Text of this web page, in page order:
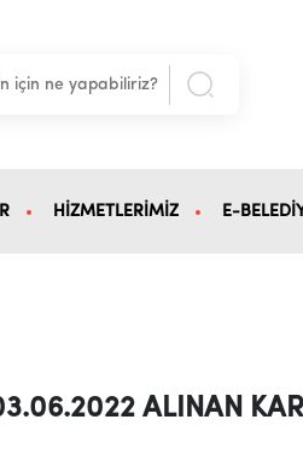
HİZMETLERİMİZ E-
ALINAN